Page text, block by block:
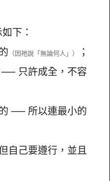
下：
（因祂說「無論何人」）
；
只許成全，不容
── 所以連最小的
自己要遵行，並且